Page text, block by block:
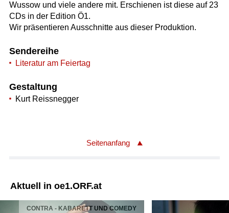
Wussow und viele andere mit. Erschienen ist diese auf 23
CDs in der Edition Ö1.
Wir präsentieren Ausschnitte aus dieser Produktion.
Sendereihe
Literatur am Feiertag
Gestaltung
Kurt Reissnegger
Seitenanfang
Aktuell in oe1.ORF.at
CONTRA - KABARETT UND COMEDY